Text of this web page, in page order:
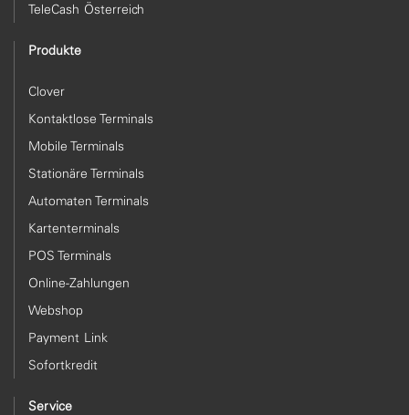
TeleCash Österreich
Produkte
Clover
Kontaktlose Terminals
Mobile Terminals
Stationäre Terminals
Automaten Terminals
Kartenterminals
POS Terminals
Online-Zahlungen
Webshop
Payment Link
Sofortkredit
Service